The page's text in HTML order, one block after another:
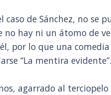
caso de Sánchez, no se
no hay ni un átomo de
por lo que una
“La mentira evidente”.
agarrado al